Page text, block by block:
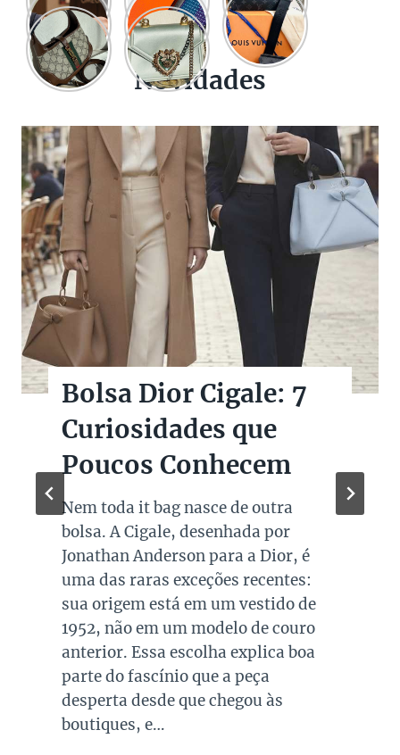
Novidades
Bolsas Pretas de
Marcas de Luxo na
Super Sale dos Pais
Quando falamos de cores de bolsas,
os modelos em preto são os mais
queridos e tradicionais, estando
presente no guarda roupa de quase
todas as mulheres. Esta é uma cor
versátil, clássica e atemporal e
investir em peças neste tom garante
combinações para quase todo look
que usamos, sejam eles para
ocasiões casuais ou mais…